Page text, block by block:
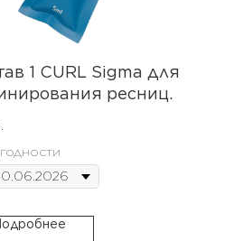
1 CURL Sigma для
ресниц.